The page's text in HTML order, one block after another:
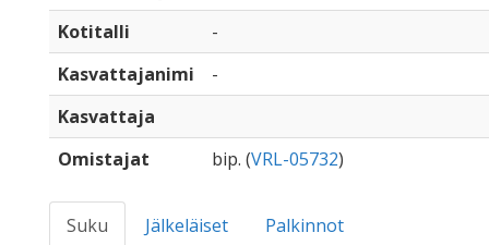
Kotitalli
-
Kasvattajanimi
-
Kasvattaja
Omistajat
bip. (VRL-05732)
Suku Jälkeläiset
Palkinnot